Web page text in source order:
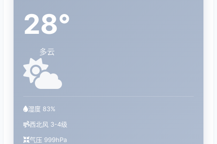
28°
多云
湿度 83%
西北风 3-4级
气压 999hPa